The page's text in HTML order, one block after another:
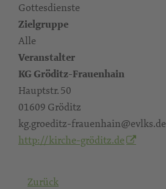
Gottesdienste
Zielgruppe
Alle
Veranstalter
KG Gröditz-Frauenhain
Hauptstr. 50
01609 Gröditz
kg.groeditz-frauenhain@evlks.de
http://kirche-gröditz.de
Zurück